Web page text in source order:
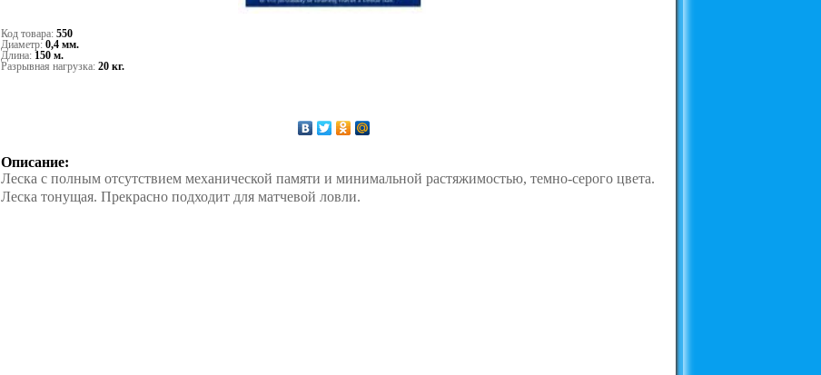
Код товара: 550
Диаметр: 0,4 мм.
Длина: 150 м.
Разрывная нагрузка: 20 кг.
Описание:
Леска с полным отсутствием механической памяти и минимальной растяжимостью, темно-серого цвета.
Леска тонущая. Прекрасно подходит для матчевой ловли.